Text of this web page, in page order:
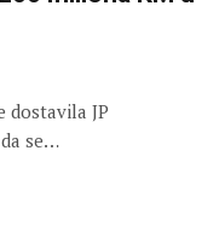
dostavila JP
se…